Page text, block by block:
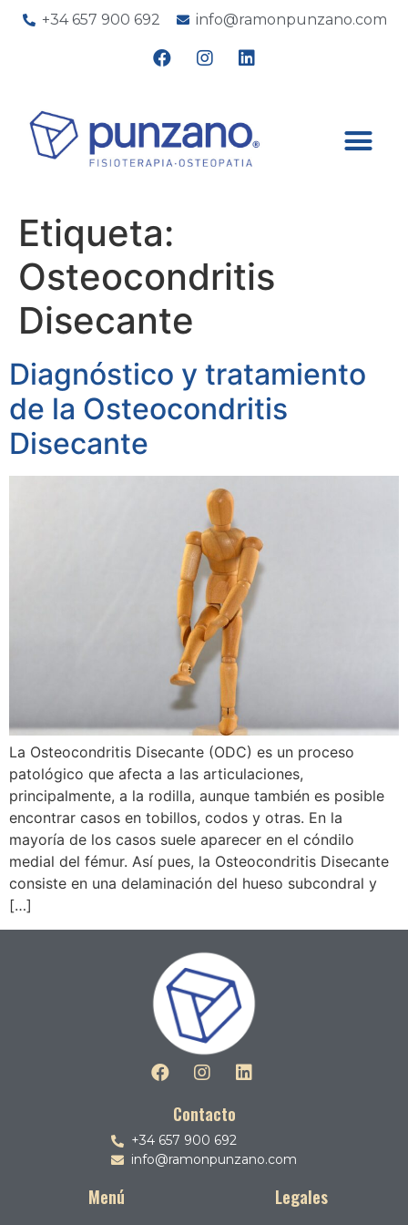
+34 657 900 692 info@ramonpunzano.com
Etiqueta:
Osteocondritis
Disecante
Diagnóstico y tratamiento
de la Osteocondritis
Disecante
La Osteocondritis Disecante (ODC) es un proceso
patológico que afecta a las articulaciones,
principalmente, a la rodilla, aunque también es posible
encontrar casos en tobillos, codos y otras. En la
mayoría de los casos suele aparecer en el cóndilo
medial del fémur. Así pues, la Osteocondritis Disecante
consiste en una delaminación del hueso subcondral y
[…]
Contacto
+34 657 900 692
info@ramonpunzano.com
Menú Legales